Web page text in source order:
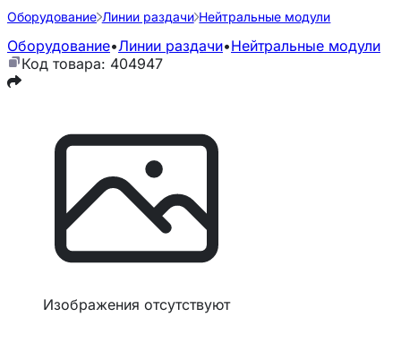
Оборудование Линии раздачи Нейтральные модули
Оборудование•Линии раздачи•Нейтральные модули
Код товара: 404947
Изображения отсутствуют